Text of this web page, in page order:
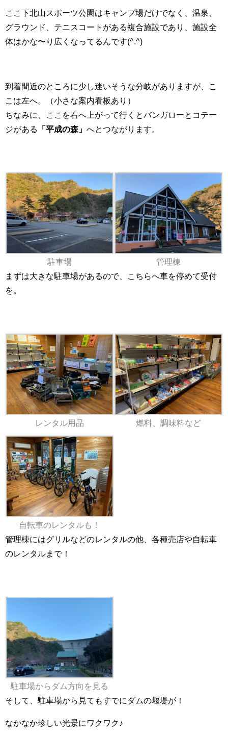
ここ下北山スポーツ公園はキャンプ場だけでなく、温泉、
グラウンド、テニスコートがある複合施設であり、施設全
体はかな〜り広くなってるんです(^.^)
到着間近のところに少し迷いそうな分岐がありますが、こ
こは左へ。（小さな案内看板あり）
ちなみに、ここを右へ上がって行くとバンガローとコテー
ジがある
「平成の森」 へとつながります。
駐車場
管理棟
まずは大きな駐車場があるので、こちらへ車を停めて受付
を。
レンタル用品 燃料、調味料など
自転車のレンタルも！
管理棟にはグリルなどのレンタルの他、各種売店や自転車
のレンタルまで！
駐車場からダム方向を見る
そして、駐車場から見てもすでにダムの堰堤が！
なかなか珍しい光景にワクワク♪